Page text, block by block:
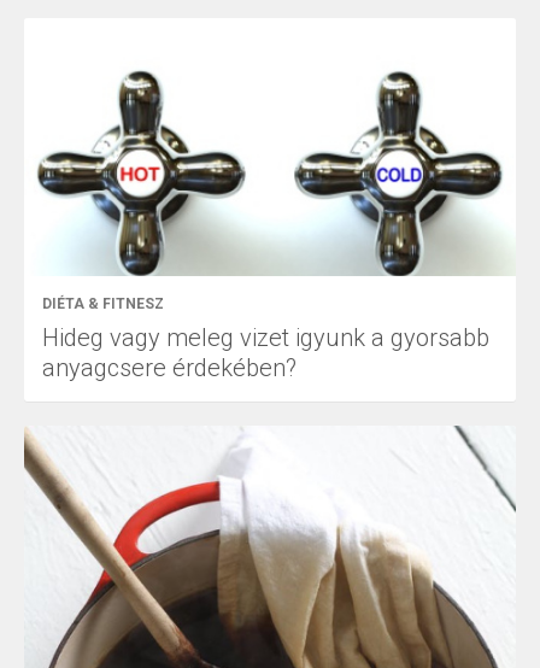
DIÉTA & FITNESZ
Hideg vagy meleg vizet igyunk a gyorsabb
anyagcsere érdekében?